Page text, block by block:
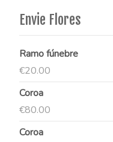
Envie Flores
Ramo fúnebre
€20.00
Coroa
€80.00
Coroa